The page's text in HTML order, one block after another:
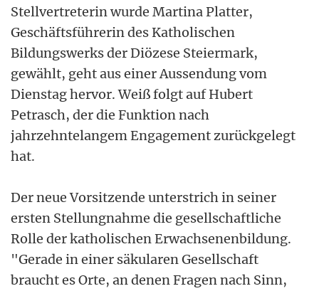
Stellvertreterin wurde Martina Platter,
Geschäftsführerin des Katholischen
Bildungswerks der Diözese Steiermark,
gewählt, geht aus einer Aussendung vom
Dienstag hervor. Weiß folgt auf Hubert
Petrasch, der die Funktion nach
jahrzehntelangem Engagement zurückgelegt
hat.
Der neue Vorsitzende unterstrich in seiner
ersten Stellungnahme die gesellschaftliche
Rolle der katholischen Erwachsenenbildung.
"Gerade in einer säkularen Gesellschaft
braucht es Orte, an denen Fragen nach Sinn,